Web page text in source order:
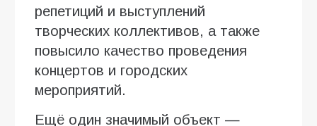
репетиций и выступлений
творческих коллективов, а также
повысило качество проведения
концертов и городских
мероприятий.
Ещё один значимый объект —